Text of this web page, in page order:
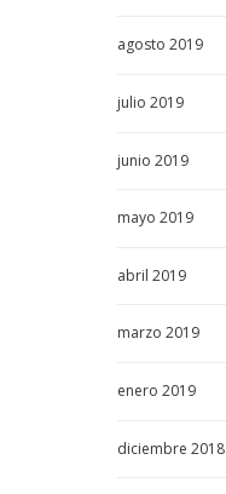
agosto 2019
julio 2019
junio 2019
mayo 2019
abril 2019
marzo 2019
enero 2019
diciembre 2018